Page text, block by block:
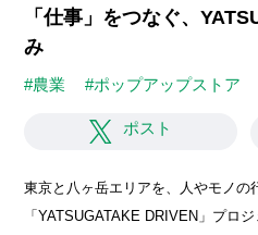
「仕事」をつなぐ、
み
#農業 #ポップアップストア
ポスト
東京と八ヶ岳エリアを、人やモノの
「YATSUGATAKE DRIVEN」プロ